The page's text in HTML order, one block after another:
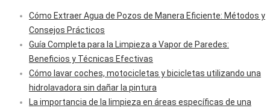
Cómo Extraer Agua de Pozos de Manera Eficiente: Métodos y
Consejos Prácticos
Guía Completa para la Limpieza a Vapor de Paredes:
Beneficios y Técnicas Efectivas
Cómo lavar coches, motocicletas y bicicletas utilizando una
hidrolavadora sin dañar la pintura
La importancia de la limpieza en áreas específicas de una